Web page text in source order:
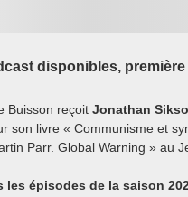
disponibles,
Buisson reçoit Jonathan
son livre « Communisme et
Parr. Global Warning » au
les épisodes de la saison